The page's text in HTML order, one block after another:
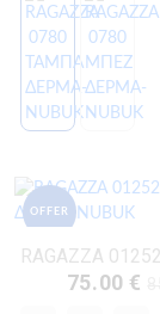
OFFER
75.00 €